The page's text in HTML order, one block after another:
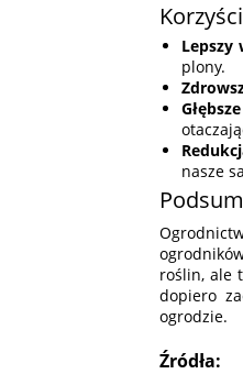
Lepszy
plony.
nasze
roślin, ale
dopiero
ogrodzie.
Źródła: